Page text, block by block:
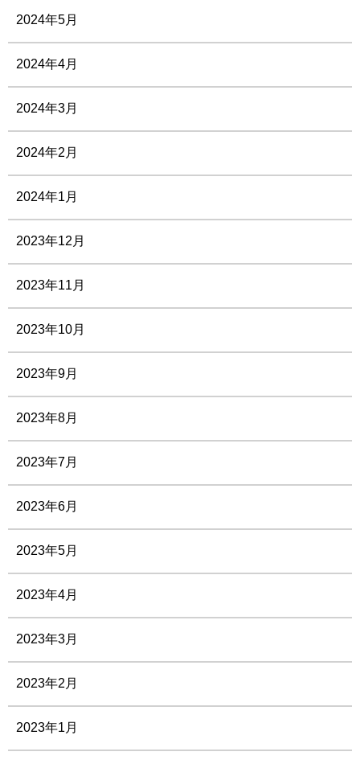
2024年5月
2024年4月
2024年3月
2024年2月
2024年1月
2023年12月
2023年11月
2023年10月
2023年9月
2023年8月
2023年7月
2023年6月
2023年5月
2023年4月
2023年3月
2023年2月
2023年1月